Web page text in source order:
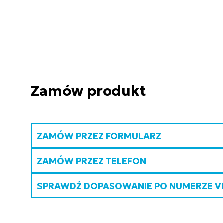
Zamów produkt
ZAMÓW PRZEZ FORMULARZ
ZAMÓW PRZEZ TELEFON
SPRAWDŹ DOPASOWANIE PO NUMERZE